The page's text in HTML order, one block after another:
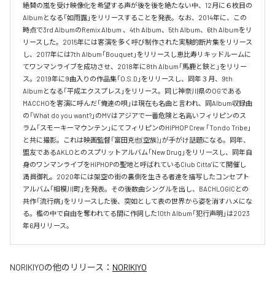
絶賛の嵐を受け映像化を希望する声が後を後を絶たない中、12月に６枚目の
Albumとなる「如雨露」をリリースすることを発表。なお、2014年に、この
時点で3rd AlbumのRemix Album 、4th Album、5th Album、6th Albumをリ
リースした。2015年には客演を多く呼び制作された実験的断片集をリリース
し、2017年には7th Album「Bouquet」をリリースし恵比寿リキッドルームに
てワンマンライブを成功させ、2018年に8th Album「馬鹿と鋏と」をリリー
ス。2019年に9曲入りの作品集「O.S.D」をリリースし、同年３月、9th
Albumとなる「平成エクスプレス」をリリース。同じ神奈川県のOGである
MACCHOを客演に呼んだ「俺達の唄」は現在も名曲と言われ、同Album収録曲
の「What do you want?」のMVはアジアで一番危険と名高いフィリピンのス
ラム「スモーキーマウンテン」にてフィリピンのHIPHOP Crew 「Tondo Tribe」
と共に撮影。これは映画監督「富田克也(空族)」が手がけ話題になる。同年、
盟友であるAKLOとのスプリットアルバム「New Drug」をリリースし、同年自
身のワンマンライブをHIPHOPの聖地と呼ばれているClub Citta’にて開催し
満員御礼。2020年には架空の街の裏側を生きる者達を描写したコンセプト
アルバム「相模川町」を発表。その後数曲シングルを出し、BACHLOGICとの
共作「流行病」をリリースした後、突如として表の世界から姿を消すハメにな
る。檻の中で自由を奪われてる間に作詞した10th Album「犯行声明」は2023
年6月リリース。
NORIKIYOの他のリリース： NORIKIYO